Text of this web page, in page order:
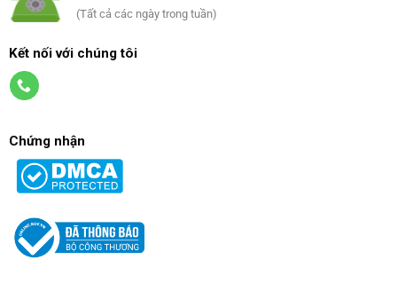
(Tất cả các ngày trong tuần)
Kết nối với chúng tôi
Chứng nhận